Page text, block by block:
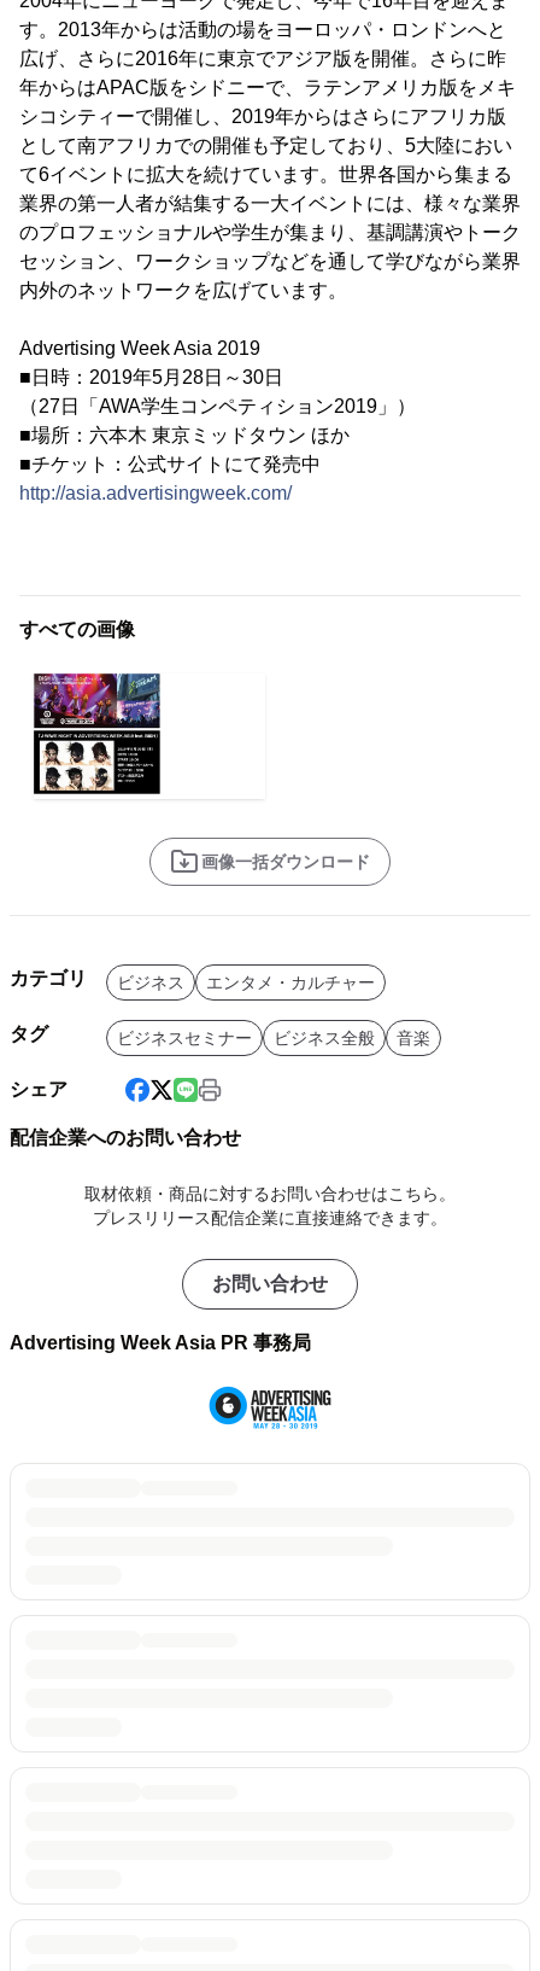
す。2013年からは活動の場をヨーロッパ・ロンドンへと
広げ、さらに2016年に東京でアジア版を開催。さらに昨
年からはAPAC版をシドニーで、ラテンアメリカ版をメキ
シコシティーで開催し、2019年からはさらにアフリカ版
として南アフリカでの開催も予定しており、5大陸におい
て6イベントに拡大を続けています。世界各国から集まる
業界の第一人者が結集する一大イベントには、様々な業界
のプロフェッショナルや学生が集まり、基調講演やトーク
セッション、ワークショップなどを通して学びながら業界
内外のネットワークを広げています。
Advertising Week Asia 2019
■日時：2019年5月28日～30日
（27日「AWA学生コンペティション2019」）
■場所：六本木 東京ミッドタウン ほか
■チケット：公式サイトにて発売中
http://asia.advertisingweek.com/
すべての画像
画像一括ダウンロード
カテゴリ ビジネス エンタメ・カルチャー
タグ ビジネスセミナー ビジネス全般 音楽
シェア
配信企業へのお問い合わせ
取材依頼・商品に対するお問い合わせはこちら。
プレスリリース配信企業に直接連絡できます。
お問い合わせ
Advertising Week Asia PR 事務局